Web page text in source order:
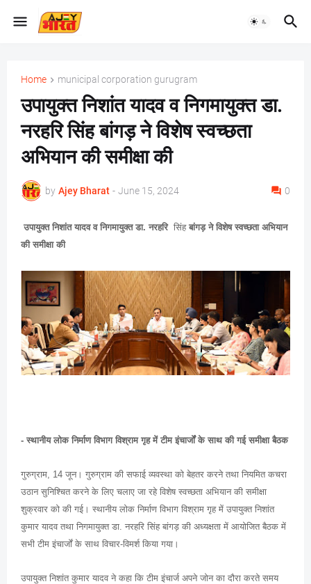
Home municipal corporation gurugram
उपायुक्त निशांत यादव व निगमायुक्त डा.
नरहरि सिंह बांगड़ ने विशेष स्वच्छता
अभियान की समीक्षा की
by Ajey Bharat - June 15, 2024 0
उपायुक्त निशांत यादव व निगमायुक्त डा. नरहरि सिंह बांगड़ ने विशेष स्वच्छता अभियान
की समीक्षा की
- स्थानीय लोक निर्माण विभाग विश्राम गृह में टीम इंचार्जों के साथ की गई समीक्षा बैठक
गुरुग्राम, 14 जून। गुरुग्राम की सफाई व्यवस्था को बेहतर करने तथा नियमित कचरा
उठान सुनिश्चित करने के लिए चलाए जा रहे विशेष स्वच्छता अभियान की समीक्षा
शुक्रवार को की गई। स्थानीय लोक निर्माण विभाग विश्राम गृह में उपायुक्त निशांत
कुमार यादव तथा निगमायुक्त डा. नरहरि सिंह बांगड़ की अध्यक्षता में आयोजित बैठक में
सभी टीम इंचार्जों के साथ विचार-विमर्श किया गया।
उपायुक्त निशांत कुमार यादव ने कहा कि टीम इंचार्ज अपने जोन का दौरा करते समय